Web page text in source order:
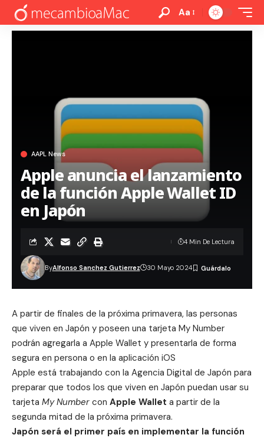
Aa
AAPL News
Apple anuncia el lanzamiento
de la función Apple Wallet ID
en Japón
ByAlfonso Sanchez Gutierrez 30 Mayo 2024
4 Min De Lectura
A partir de finales de la próxima primavera, las personas
que viven en Japón y poseen una tarjeta My Number
podrán agregarla a Apple Wallet y presentarla de forma
segura en persona o en la aplicación iOS
Apple está trabajando con la Agencia Digital de Japón para
preparar que todos los que viven en Japón puedan usar su
tarjeta My Number con Apple Wallet a partir de la
segunda mitad de la próxima primavera.
Japón será el primer país en implementar la función